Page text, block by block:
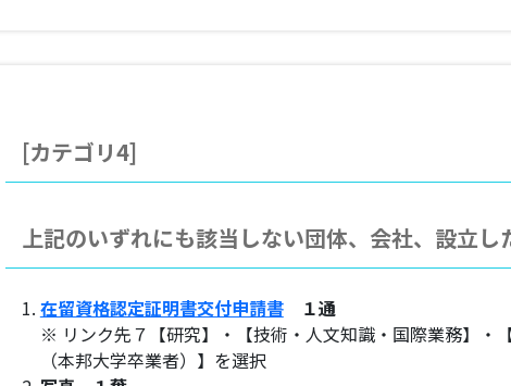
[カテゴリ4]
上記のいずれにも該当しない団体、会社、設立
在留資格認定証明書交付申請書１通
※ リンク先７【研究】・【技術・人文知識・国際業務】・
（本邦大学卒業者）】を選択